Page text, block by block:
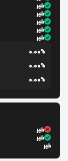
خیر
خیر
خیر
خیر
خیر
0.00%
0.00%
0.00%
خیر
خیر
خیر